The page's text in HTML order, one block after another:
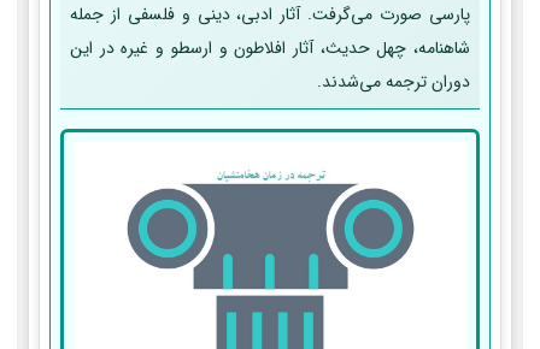
پارسی صورت می‌گرفت. آثار ادبی، دینی و فلسفی از جمله
شاهنامه، چهل حدیث، آثار افلاطون و ارسطو و غیره در این
دوران ترجمه می‌شدند.